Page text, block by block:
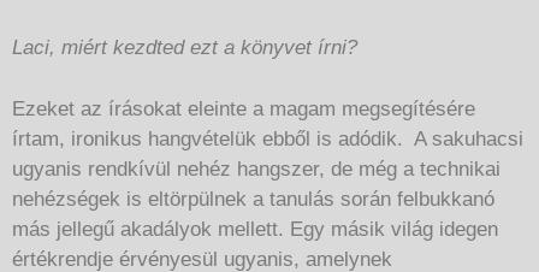
Laci, miért kezdted ezt a könyvet írni?
Ezeket az írásokat eleinte a magam megsegítésére
írtam, ironikus hangvételük ebből is adódik. A sakuhacsi
ugyanis rendkívül nehéz hangszer, de még a technikai
nehézségek is eltörpülnek a tanulás során felbukkanó
más jellegű akadályok mellett. Egy másik világ idegen
értékrendje érvényesül ugyanis, amelynek